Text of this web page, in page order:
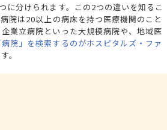
に分けられます。この2つの違いを知るこ
院は20以上の病床を持つ医療機関のこと
業立病院といった大規模病院や、地域医
病院」を検索するのがホスピタルズ・ファ
。